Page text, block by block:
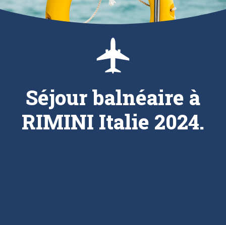
Séjour balnéaire à
RIMINI Italie 2024.